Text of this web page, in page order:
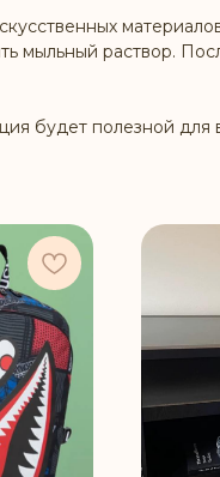
мыльный раствор.
будет полезной для